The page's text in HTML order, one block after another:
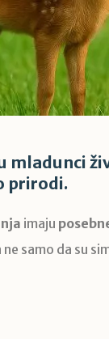
mladunci
prirodi.
imaju
ne samo da su